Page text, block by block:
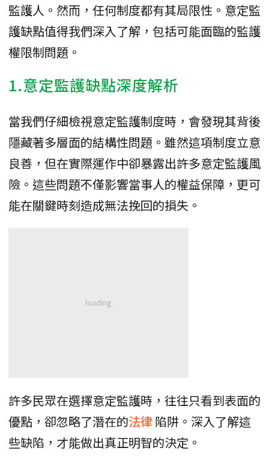
監護人。然而，任何制度都有其局限性。意定監
護缺點值得我們深入了解，包括可能面臨的監護
權限制問題。
1.意定監護缺點深度解析
當我們仔細檢視意定監護制度時，會發現其背後
隱藏著多層面的結構性問題。雖然這項制度立意
良善，但在實際運作中卻暴露出許多意定監護風
險。這些問題不僅影響當事人的權益保障，更可
能在關鍵時刻造成無法挽回的損失。
許多民眾在選擇意定監護時，往往只看到表面的
優點，卻忽略了潛在的法律陷阱。深入了解這
些缺陷，才能做出真正明智的決定。